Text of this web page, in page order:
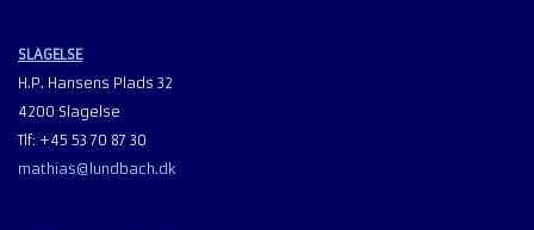
SLAGELSE
H.P. Hansens Plads 32
4200 Slagelse
Tlf: +45 53 70 87 30
mathias@lundbach.dk